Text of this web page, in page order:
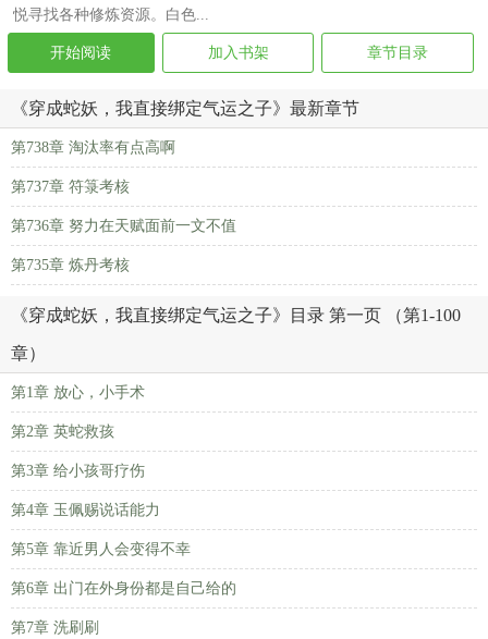
悦寻找各种修炼资源。白色...
开始阅读 加入书架 章节目录
《穿成蛇妖，我直接绑定气运之子》最新章节
第738章 淘汰率有点高啊
第737章 符箓考核
第736章 努力在天赋面前一文不值
第735章 炼丹考核
《穿成蛇妖，我直接绑定气运之子》目录 第一页 （第1-100
章）
第1章 放心，小手术
第2章 英蛇救孩
第3章 给小孩哥疗伤
第4章 玉佩赐说话能力
第5章 靠近男人会变得不幸
第6章 出门在外身份都是自己给的
第7章 洗刷刷